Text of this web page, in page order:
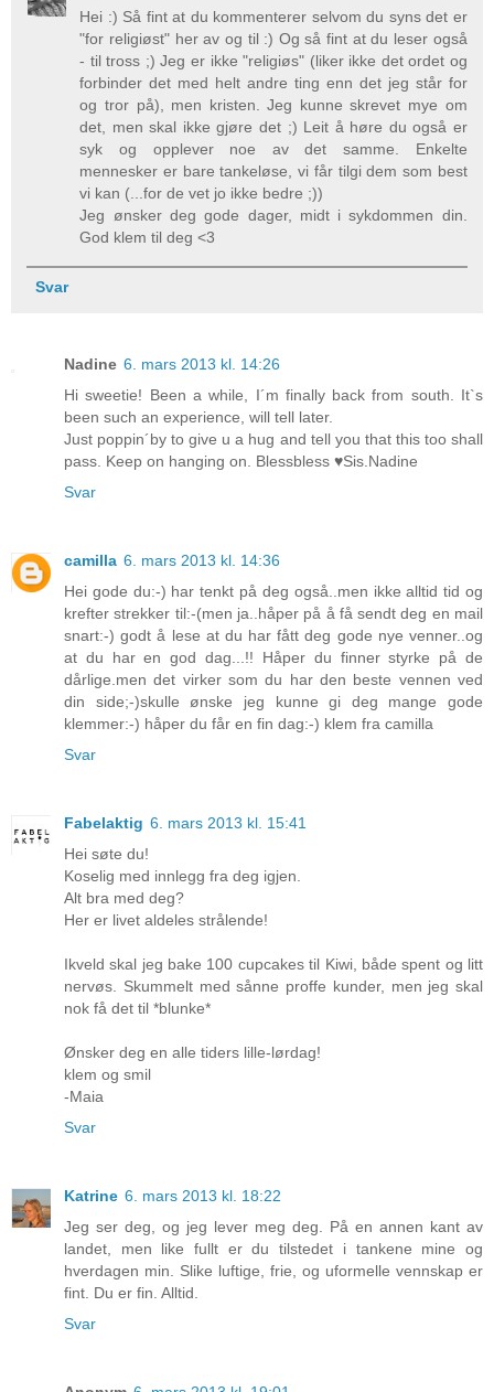
Hei :) Så fint at du kommenterer selvom du syns det er
"for religiøst" her av og til :) Og så fint at du leser også
- til tross ;) Jeg er ikke "religiøs" (liker ikke det ordet og
forbinder det med helt andre ting enn det jeg står for
og tror på), men kristen. Jeg kunne skrevet mye om
det, men skal ikke gjøre det ;) Leit å høre du også er
syk og opplever noe av det samme. Enkelte
mennesker er bare tankeløse, vi får tilgi dem som best
vi kan (...for de vet jo ikke bedre ;))
Jeg ønsker deg gode dager, midt i sykdommen din.
God klem til deg <3
Svar
Nadine 6. mars 2013 kl. 14:26
Hi sweetie! Been a while, I´m finally back from south. It`s
been such an experience, will tell later.
Just poppin´by to give u a hug and tell you that this too shall
pass. Keep on hanging on. Blessbless ♥Sis.Nadine
Svar
camilla 6. mars 2013 kl. 14:36
Hei gode du:-) har tenkt på deg også..men ikke alltid tid og
krefter strekker til:-(men ja..håper på å få sendt deg en mail
snart:-) godt å lese at du har fått deg gode nye venner..og
at du har en god dag...!! Håper du finner styrke på de
dårlige.men det virker som du har den beste vennen ved
din side;-)skulle ønske jeg kunne gi deg mange gode
klemmer:-) håper du får en fin dag:-) klem fra camilla
Svar
Fabelaktig 6. mars 2013 kl. 15:41
Hei søte du!
Koselig med innlegg fra deg igjen.
Alt bra med deg?
Her er livet aldeles strålende!
Ikveld skal jeg bake 100 cupcakes til Kiwi, både spent og litt
nervøs. Skummelt med sånne proffe kunder, men jeg skal
nok få det til *blunke*
Ønsker deg en alle tiders lille-lørdag!
klem og smil
-Maia
Svar
Katrine 6. mars 2013 kl. 18:22
Jeg ser deg, og jeg lever meg deg. På en annen kant av
landet, men like fullt er du tilstedet i tankene mine og
hverdagen min. Slike luftige, frie, og uformelle vennskap er
fint. Du er fin. Alltid.
Svar